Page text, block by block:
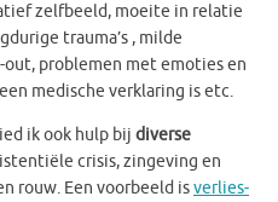
zelfbeeld, moeite in relatie
trauma’s , milde
problemen met emoties en
medische verklaring is etc.
ik ook hulp bij diverse
crisis, zingeving en
rouw. Een voorbeeld isverlies-